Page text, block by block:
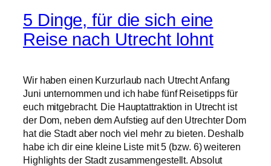
5 Dinge, für die sich eine
Reise nach Utrecht lohnt
Wir haben einen Kurzurlaub nach Utrecht Anfang
Juni unternommen und ich habe fünf Reisetipps für
euch mitgebracht. Die Hauptattraktion in Utrecht ist
der Dom, neben dem Aufstieg auf den Utrechter Dom
hat die Stadt aber noch viel mehr zu bieten. Deshalb
habe ich dir eine kleine Liste mit 5 (bzw. 6) weiteren
Highlights der Stadt zusammengestellt. Absolut